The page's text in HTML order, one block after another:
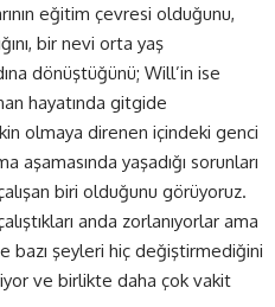
eğitim çevresi olduğunu,
bir nevi orta yaş
dönüştüğünü; Will’in ise
hayatında gitgide
olmaya direnen içindeki genci
aşamasında yaşadığı sorunları
biri olduğunu görüyoruz.
anda zorlanıyorlar ama
bazı şeyleri hiç değiştirmediğini
ve birlikte daha çok vakit